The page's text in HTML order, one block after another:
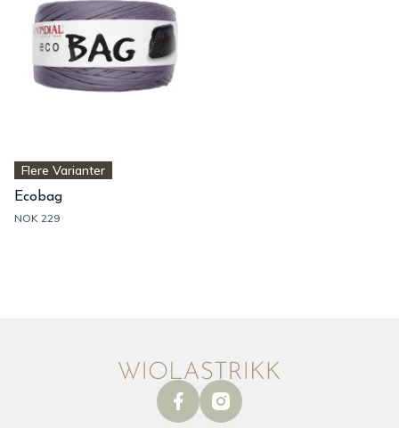
Flere Varianter
Ecobag
NOK 229
facebookinstagram